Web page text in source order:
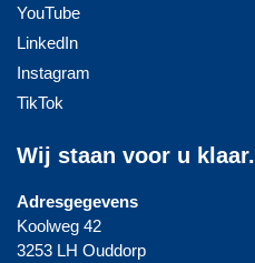
YouTube
LinkedIn
Instagram
TikTok
Wij staan voor u klaar.
Adresgegevens
Koolweg 42
3253 LH Ouddorp